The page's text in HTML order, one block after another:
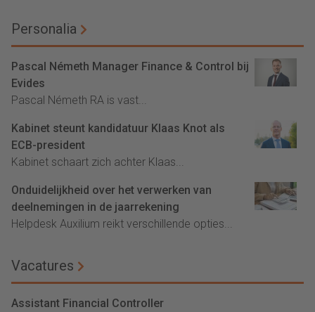
Personalia
Pascal Németh Manager Finance & Control bij
Evides
Pascal Németh RA is vast...
Kabinet steunt kandidatuur Klaas Knot als
ECB-president
Kabinet schaart zich achter Klaas...
Onduidelijkheid over het verwerken van
deelnemingen in de jaarrekening
Helpdesk Auxilium reikt verschillende opties...
Vacatures
Assistant Financial Controller